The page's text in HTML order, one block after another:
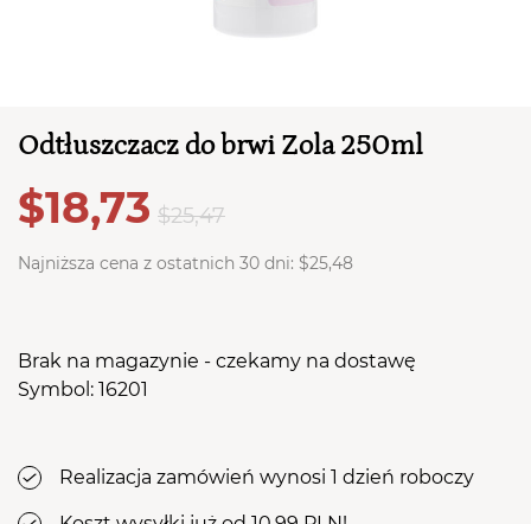
Odtłuszczacz do brwi Zola 250ml
$18,73 $25,47
Najniższa cena z ostatnich 30 dni: $25,48
Brak na magazynie - czekamy na dostawę
Symbol: 16201
Realizacja zamówień wynosi 1 dzień roboczy